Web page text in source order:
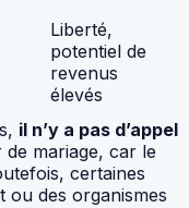
Liberté,
potentiel de
revenus
élevés
il n’y a pas d’appel
mariage, car le
certaines
ou des organismes